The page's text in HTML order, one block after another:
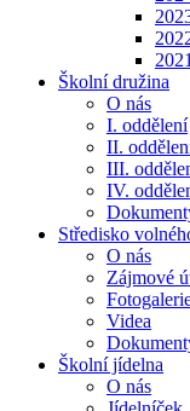
Školní družina
O nás
I. oddělení
II.
III.
IV.
Středisko
O nás
Zájmové
Videa
Školní jídelna
O nás